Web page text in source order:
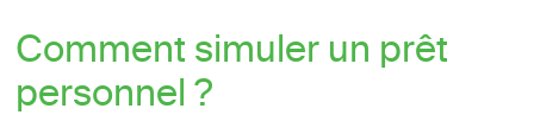
Comment simuler un prêt
personnel ?